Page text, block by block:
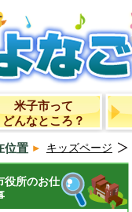
米子市って
どんなところ？
位置 キッズページ
役所のお仕